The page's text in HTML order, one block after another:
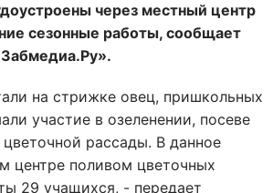
через местный центр
сезонные работы, сообщает
на стрижке овец, пришкольных
участие в озеленении, посеве
цветочной рассады. В данное
центре поливом цветочных
29 учащихся, - передает